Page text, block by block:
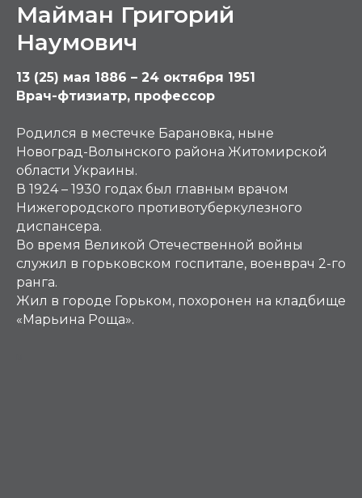
Майман Григорий
Наумович
13 (25) мая 1886 – 24 октября 1951
Врач-фтизиатр, профессор
Родился в местечке Барановка, ныне
Новоград-Волынского района Житомирской
области Украины.
В 1924 – 1930 годах был главным врачом
Нижегородского противотуберкулезного
диспансера.
Во время Великой Отечественной войны
служил в горьковском госпитале, военврач 2-го
ранга.
Жил в городе Горьком, похоронен на кладбище
«Марьина Роща».